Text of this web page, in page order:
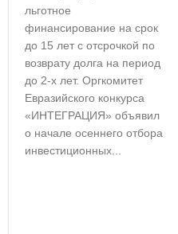
льготное
финансирование на срок
до 15 лет с отсрочкой по
возврату долга на период
до 2-х лет. Оргкомитет
Евразийского конкурса
«ИНТЕГРАЦИЯ» объявил
о начале осеннего отбора
инвестиционных...